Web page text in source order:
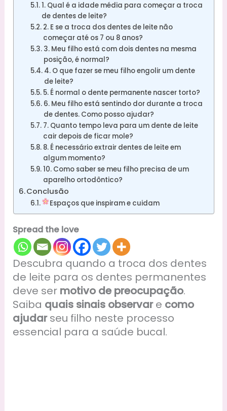
1. Qual é a idade média para começar a troca
de dentes de leite?
2. E se a troca dos dentes de leite não
começar até os 7 ou 8 anos?
3. Meu filho está com dois dentes na mesma
posição, é normal?
4. O que fazer se meu filho engolir um dente
de leite?
5. É normal o dente permanente nascer torto?
6. Meu filho está sentindo dor durante a troca
de dentes. Como posso ajudar?
7. Quanto tempo leva para um dente de leite
cair depois de ficar mole?
8. É necessário extrair dentes de leite em
algum momento?
10. Como saber se meu filho precisa de um
aparelho ortodôntico?
Conclusão
Espaços que inspiram e cuidam
Spread the love
Descubra quando a troca dos dentes
de leite para os dentes permanentes
deve ser motivo de preocupação.
Saiba quais sinais observare como
ajudarseu filho neste processo
essencial para a saúde bucal.